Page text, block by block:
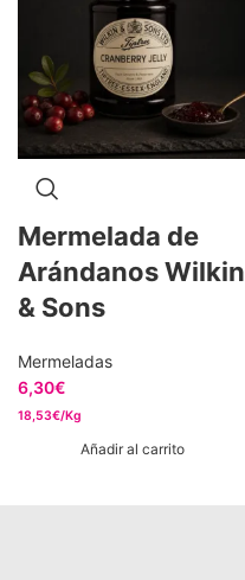
Mermelada de
Arándanos Wilkin
& Sons
Mermeladas
6,30€
18,53€/Kg
Añadir al carrito